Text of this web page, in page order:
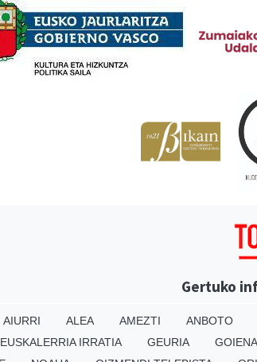
Gertuko
AIURRI ALEA AMEZTI ANBOTO
EUSKALERRIA IRRATIA GEURIA GOIENA